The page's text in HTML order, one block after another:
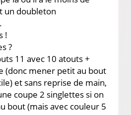
un doubleton
!
?
11 avec 10 atouts +
(donc mener petit au bout
et sans reprise de main,
coupe 2 singlettes si on
bout (mais avec couleur 5